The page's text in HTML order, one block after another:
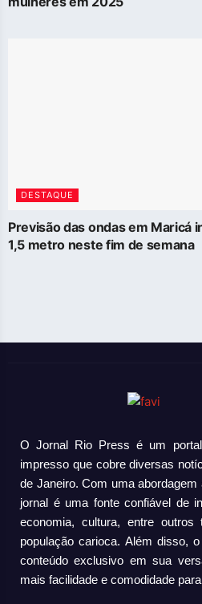
DESTAQUE
Previsão das ondas em Maricá
1,5 metro neste fim de semana
O Jornal Rio Press é um
impresso que cobre diversas
de Janeiro. Com uma abordagem
jornal é uma fonte confiável de
economia, cultura, entre
população carioca. Além disso,
conteúdo exclusivo em sua
mais facilidade e comodidade